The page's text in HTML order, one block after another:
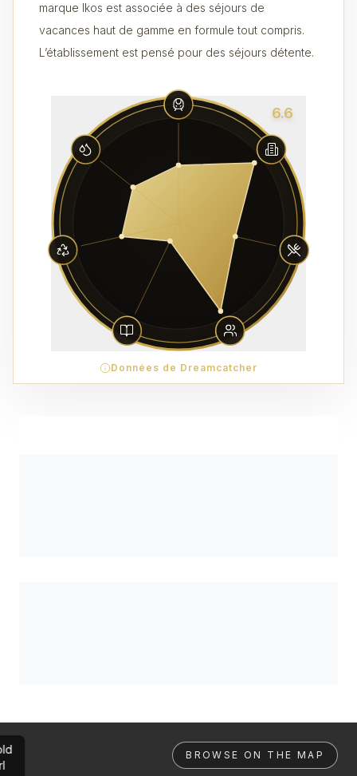
marque Ikos est associée à des séjours de
vacances haut de gamme en formule tout compris.
L’établissement est pensé pour des séjours détente.
6.6
Données de Dreamcatcher
BROWSE ON THE MAP